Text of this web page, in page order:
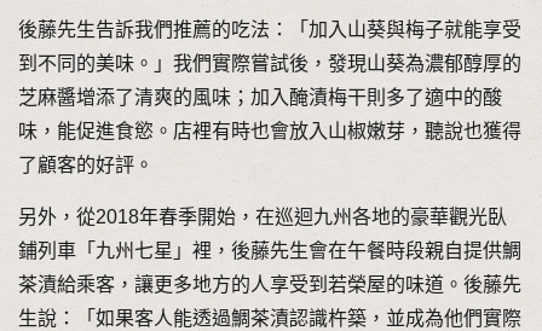
後藤先生告訴我們推薦的吃法：「加入山葵與梅子就能享受
到不同的美味。」我們實際嘗試後，發現山葵為濃郁醇厚的
芝麻醬增添了清爽的風味；加入醃漬梅干則多了適中的酸
味，能促進食慾。店裡有時也會放入山椒嫩芽，聽說也獲得
了顧客的好評。
另外，從2018年春季開始，在巡迴九州各地的豪華觀光臥
鋪列車「九州七星」裡，後藤先生會在午餐時段親自提供鯛
茶漬給乘客，讓更多地方的人享受到若榮屋的味道。後藤先
生說：「如果客人能透過鯛茶漬認識杵築，並成為他們實際